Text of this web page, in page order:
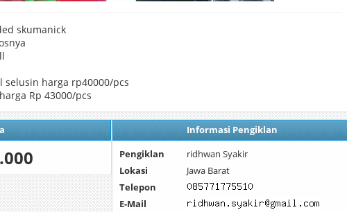
skumanick
harga rp40000/pcs
Rp 43000/pcs
Informasi Pengiklan
Pengiklan
ridhwan Syakir
Lokasi
Jawa Barat
Telepon
E-Mail